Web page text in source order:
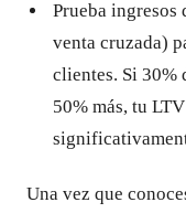
Prueba
venta cruzada)
clientes. Si 30%
50% más, tu
Una vez que